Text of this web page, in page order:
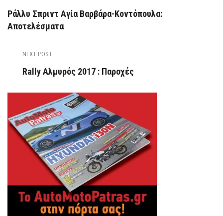
Ράλλυ Σπριντ Αγία Βαρβάρα-Κοντόπουλα:
Αποτελέσματα
NEXT POST
Rally Αλμυρός 2017 : Παροχές